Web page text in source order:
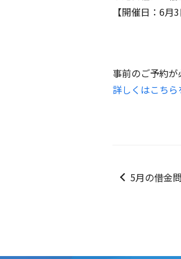
【開催日：6
事前のご予約が
詳しくはこち
5月の借金